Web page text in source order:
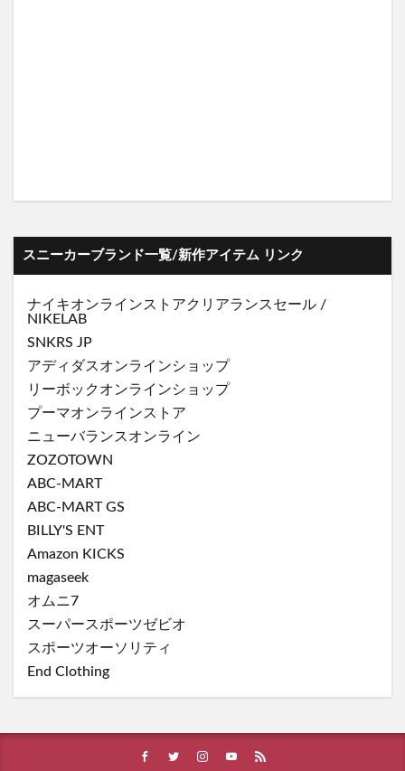
スニーカーブランド一覧/新作アイテム リンク
ナイキオンラインストアクリアランスセール /
NIKELAB
SNKRS JP
アディダスオンラインショップ
リーボックオンラインショップ
プーマオンラインストア
ニューバランスオンライン
ZOZOTOWN
ABC-MART
ABC-MART GS
BILLY'S ENT
Amazon KICKS
magaseek
オムニ7
スーパースポーツゼビオ
スポーツオーソリティ
End Clothing